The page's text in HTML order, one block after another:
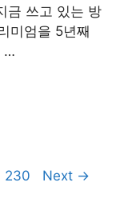
금 쓰고 있는 방
미엄을 5년째
…
Page
230 Next →